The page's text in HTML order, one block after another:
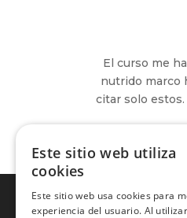
El curso me
nutrido marco
citar solo
Este sitio web utiliza
cookies
Este sitio web usa cookies para
experiencia del usuario. Al